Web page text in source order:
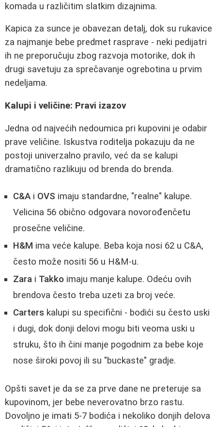
komada u različitim slatkim dizajnima.
Kapica za sunce je obavezan detalj, dok su rukavice
za najmanje bebe predmet rasprave - neki pedijatri
ih ne preporučuju zbog razvoja motorike, dok ih
drugi savetuju za sprečavanje ogrebotina u prvim
nedeljama.
Kalupi i veličine: Pravi izazov
Jedna od najvećih nedoumica pri kupovini je odabir
prave veličine. Iskustva roditelja pokazuju da ne
postoji univerzalno pravilo, već da se kalupi
dramatično razlikuju od brenda do brenda.
C&A i OVS imaju standardne, "realne" kalupe.
Velicina 56 obično odgovara novorođenčetu
prosečne veličine.
H&M ima veće kalupe. Beba koja nosi 62 u C&A,
često može nositi 56 u H&M-u.
Zara i Takko imaju manje kalupe. Odeću ovih
brendova često treba uzeti za broj veće.
Carters kalupi su specifični - bodići su često uski
i dugi, dok donji delovi mogu biti veoma uski u
struku, što ih čini manje pogodnim za bebe koje
nose široki povoj ili su "buckaste" gradje.
Opšti savet je da se za prve dane ne preteruje sa
kupovinom, jer bebe neverovatno brzo rastu.
Dovoljno je imati 5-7 bodića i nekoliko donjih delova